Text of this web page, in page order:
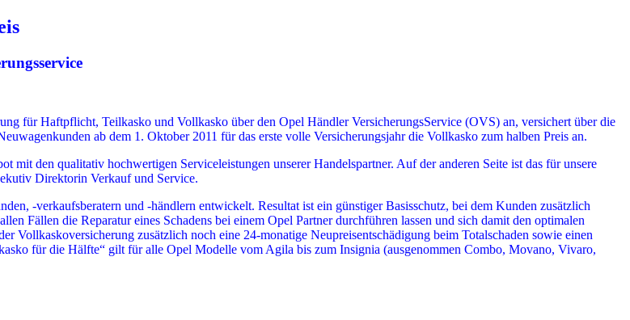
für Haftpflicht, Teilkasko und Vollkasko über den Opel Händler VersicherungsService (OVS) an, versichert über die
ab dem 1. Oktober 2011 für das erste volle Versicherungsjahr die Vollkasko zum halben Preis an.
mit den qualitativ hochwertigen Serviceleistungen unserer Handelspartner. Auf der anderen Seite ist das für unsere
Direktorin Verkauf und Service.
-verkaufsberatern und -händlern entwickelt. Resultat ist ein günstiger Basisschutz, bei dem Kunden zusätzlich
Fällen die Reparatur eines Schadens bei einem Opel Partner durchführen lassen und sich damit den optimalen
Vollkaskoversicherung zusätzlich noch eine 24-monatige Neupreisentschädigung beim Totalschaden sowie einen
für die Hälfte“ gilt für alle Opel Modelle vom Agila bis zum Insignia (ausgenommen Combo, Movano, Vivaro,